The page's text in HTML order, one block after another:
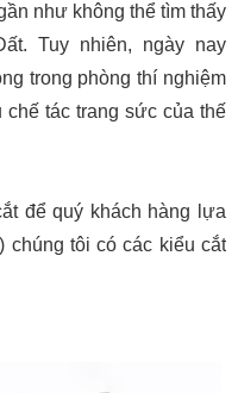
như không thể tìm thấy
Tuy nhiên, ngày nay
trong phòng thí nghiệm
tác trang sức của thế
để quý khách hàng lựa
chúng tôi có các kiểu cắt